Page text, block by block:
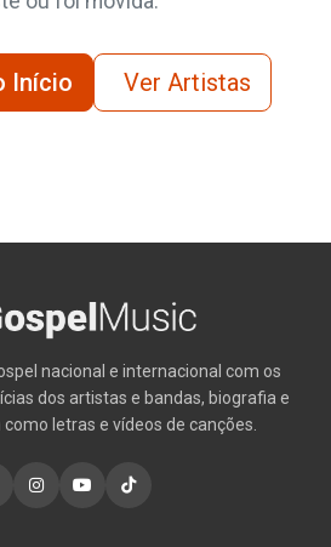
Início Ver Artistas
nacional e internacional com os
dos artistas e bandas, biografia e
letras e vídeos de canções.